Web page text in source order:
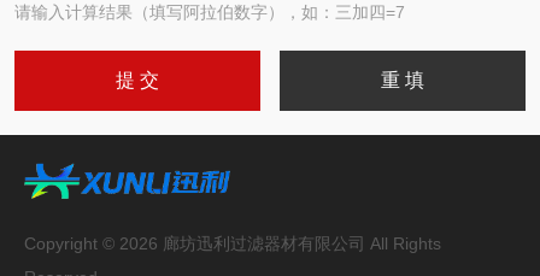
请输入计算结果（填写阿拉伯数字），如：三加四=7
Copyright © 2026 廊坊迅利过滤器材有限公司 All Rights